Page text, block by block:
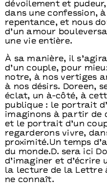
dévoilement et
dans une confession,
repentance, et nous
d’un amour
une vie entière.
À sa manière, il
d’un couple, pour
notre, à nos vertiges
à nos désirs. Doreen,
éclat, un à-côté, à
publique : le portrait
imaginons à partir de
et le portrait d’un
regarderons vivre,
proximité.Un temps
du monde.D. sera ici
d’imaginer et d’écrire
la lecture de la Lettre
ne connaît.